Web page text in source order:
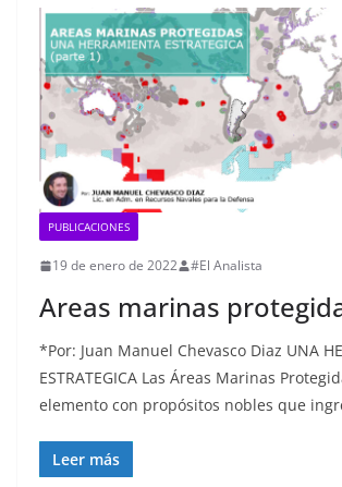
PUBLICACIONES
19 de enero de 2022 #El Analista
Areas marinas
*Por: Juan Manuel Chevasco Diaz UNA
ESTRATEGICA Las Áreas Marinas
elemento con propósitos nobles que
Leer más